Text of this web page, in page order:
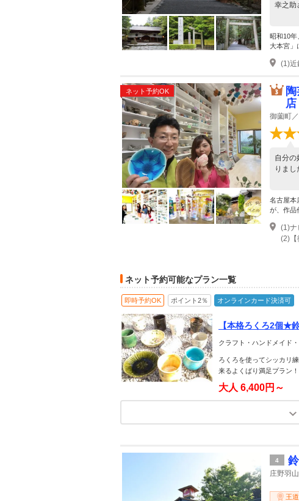
幸之
昭和10年
大本宮」
(1)近
ネット予約OK
店
御薗町
自分の
りまし
名古屋本
が、作品
ネット予約可能なプラン一覧
即時予約OK ポイント2％ オンラインカード決済可
【本格ろくろ2個★
クラフト・ハンドメイド
ろくろを使ってシッカリ
来るよくばり満足プラン
大人 6,400円～
4
庄野羽
王道